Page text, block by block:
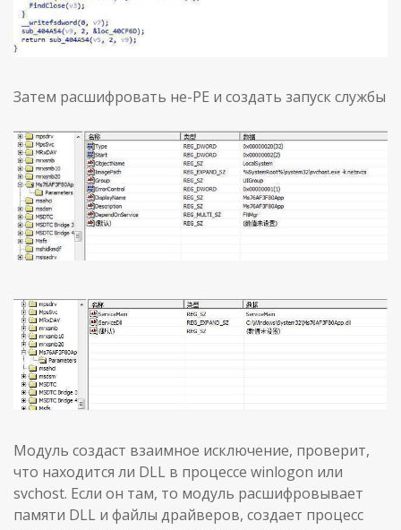
Затем расшифровать не-PE и создать запуск службы
Модуль создаст взаимное исключение, проверит,
что находится ли DLL в процессе winlogon или
svchost. Если он там, то модуль расшифровывает
памяти DLL и файлы драйверов, создает процесс